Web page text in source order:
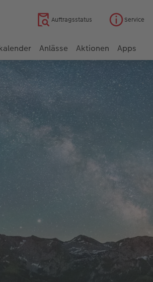
Auftragsstatus Service
Anlässe Aktionen Apps